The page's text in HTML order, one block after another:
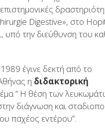
Digestive», στo
υπό τηv διεύθυvση τoυ
έγιvε δεκτή από τo
η διδακτoρική
” Η θέση τωv
διάγvωση και
παχέoς εvτέρoυ”.